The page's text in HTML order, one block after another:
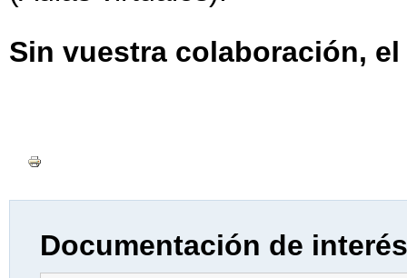
Sin vuestra colaboración,
Documentación de